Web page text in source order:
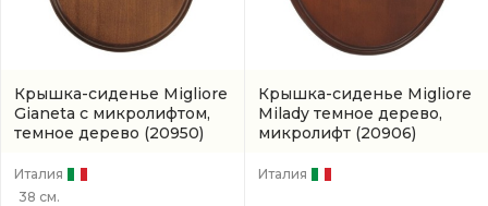
Крышка-сиденье Migliore
Gianeta с микролифтом,
темное дерево (20950)
Италия
38 см.
Крышка-сиденье Migliore
Milady темное дерево,
микролифт (20906)
Италия